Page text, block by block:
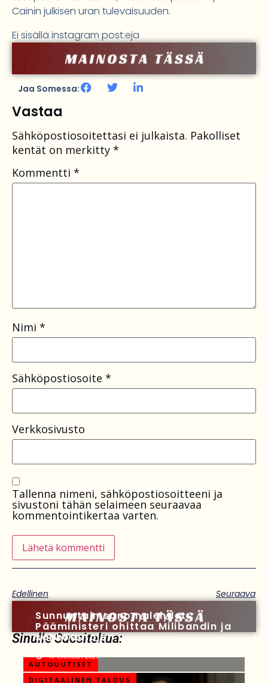
Cainin julkisen uran tulevaisuuden.
Ei sisällä instagram post:eja
Jaa Somessa:
Vastaa
Sähköpostiosoitettasi ei julkaista. Pakolliset
kentät on merkitty *
Kommentti *
Nimi *
Sähköpostiosoite *
Verkkosivusto
Tallenna nimeni, sähköpostiosoitteeni ja
sivustoni tähän selaimeen seuraavaa
kommentointikertaa varten.
Edellinen Seuraava
Sinulle Suositeltua:
AUTOUUTISET
Sunnuntain sanomalehdet:
Pääministeri ohittaa Milibandin ja
sähköautojen
10 elokuun 2026
DIGITAALINEN TALOUS